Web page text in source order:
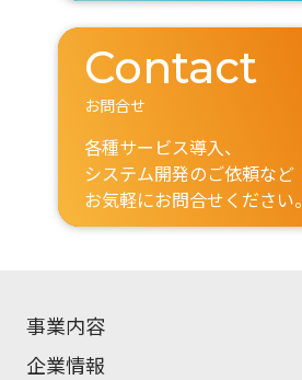
Contact
お問合せ
各種サービス導入、
システム開発のご依頼など
お気軽にお問合せください。
事業内容
企業情報